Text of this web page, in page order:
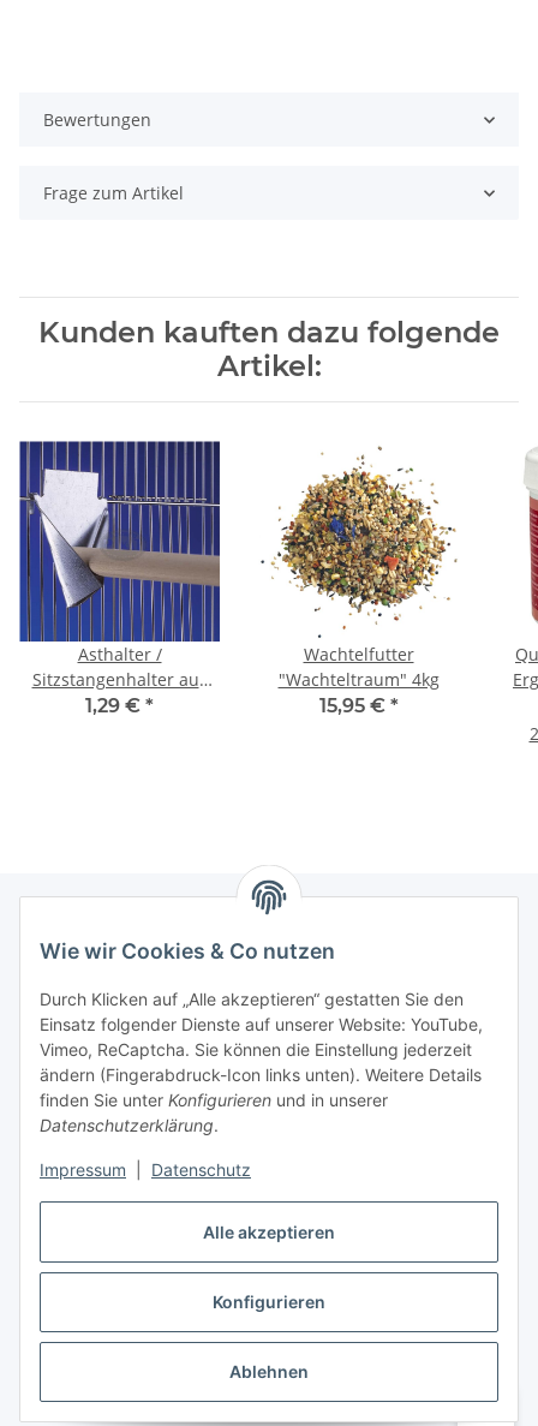
Alle akzeptieren
Konfigurieren
Ablehnen
Wie wir Cookies & Co nutzen
Durch Klicken auf „Alle akzeptieren“ gestatten Sie den
Einsatz folgender Dienste auf unserer Website: YouTube,
Vimeo, ReCaptcha. Sie können die Einstellung jederzeit
ändern (Fingerabdruck-Icon links unten). Weitere Details
finden Sie unter Konfigurieren und in unserer
Datenschutzerklärung.
Impressum Datenschutz
Bewertungen
Frage zum Artikel
Kunden kauften dazu folgende
Artikel:
Asthalter /
Sitzstangenhalter aus
Metall klein, 8,0x10,5cm
1,29 € *
Wachtelfutter
"Wachteltraum" 4kg
15,95 € *
Informationen
Gesetzliche Informationen
Mein Konto
masterframe GmbH
Vertrag widerrufen
* Alle Preise inkl. gesetzlicher USt., zzgl.Versand